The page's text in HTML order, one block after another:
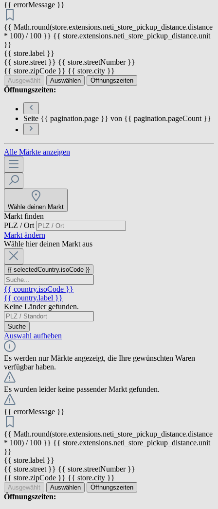
{{ errorMessage }}
{{ Math.round(store.extensions.neti_store_pickup_distance.distance
* 100) / 100 }} {{ store.extensions.neti_store_pickup_distance.unit
}}
{{ store.label }}
{{ store.street }} {{ store.streetNumber }}
{{ store.zipCode }} {{ store.city }}
Ausgewählt Auswählen Öffnungszeiten
Öffnungszeiten:
Seite {{ pagination.page }} von {{ pagination.pageCount }}
Alle Märkte anzeigen
Wähle deinen Markt
Markt finden
PLZ / Ort
Markt ändern
Wähle hier deinen Markt aus
{{ selectedCountry.isoCode }}
{{ country.isoCode }}
{{ country.label }}
Keine Länder gefunden.
Suche
Auswahl aufheben
Es werden nur Märkte angezeigt, die Ihre gewünschten Waren
verfügbar haben.
Es wurden leider keine passender Markt gefunden.
{{ errorMessage }}
{{ Math.round(store.extensions.neti_store_pickup_distance.distance
* 100) / 100 }} {{ store.extensions.neti_store_pickup_distance.unit
}}
{{ store.label }}
{{ store.street }} {{ store.streetNumber }}
{{ store.zipCode }} {{ store.city }}
Ausgewählt Auswählen Öffnungszeiten
Öffnungszeiten: